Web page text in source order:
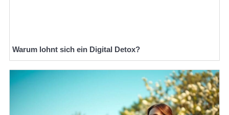
Warum lohnt sich ein Digital Detox?